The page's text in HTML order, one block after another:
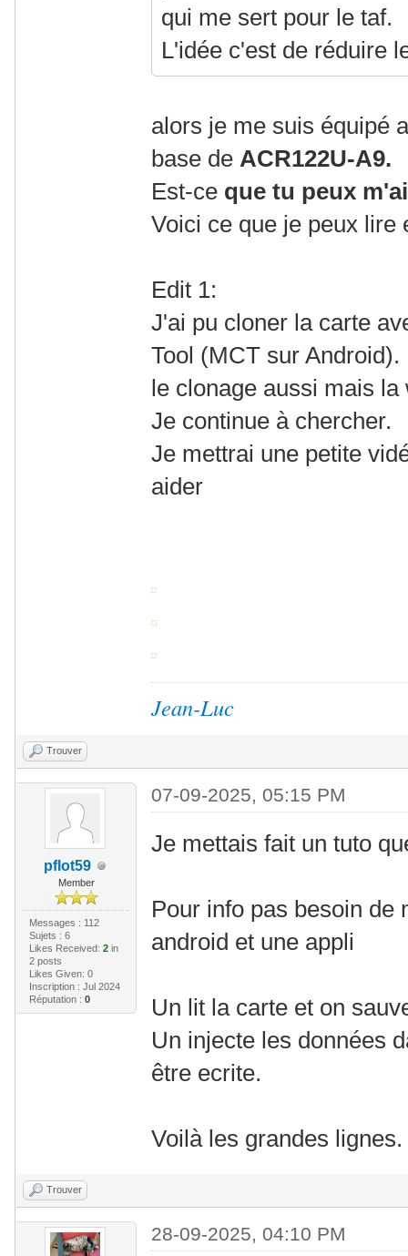
qui me sert pour le taf.
L'idée c'est de réduire
alors je me suis équipé
base de ACR122U-A9.
Est-ce que tu peux
Voici ce que je peux lire
Edit 1:
J'ai pu cloner la carte
Tool (MCT sur
le clonage aussi mais
Je continue à chercher.
Je mettrai une petite
aider
Jean-Luc
Trouver
pflot59
Member
Messages : 112
Sujets : 6
Likes Received: 2in
2 posts
Likes Given: 0
Inscription : Jul 2024
Réputation : 0
07-09-2025, 05:15 PM
Je mettais fait un tuto
Pour info pas besoin de
android et une appli
Un lit la carte et on
Un injecte les données
être ecrite.
Voilà les grandes lignes.
Trouver
28-09-2025, 04:10 PM